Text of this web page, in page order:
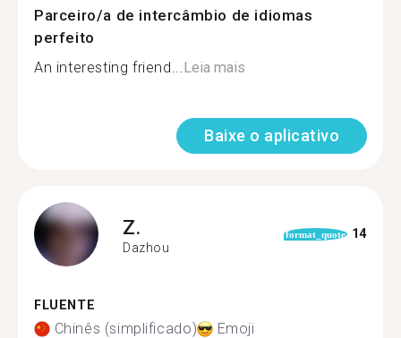
Parceiro/a de intercâmbio de idiomas
perfeito
An interesting friend... Leia mais
Baixe o aplicativo
Z.
Dazhou
format_quote 14
FLUENTE
Chinês (simplificado) Emoji